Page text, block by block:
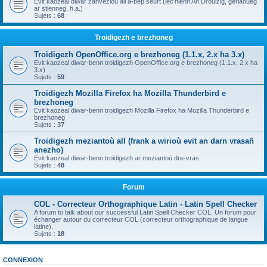
ar stlenneg, h.a.)
Sujets : 68
Troidigezh e brezhoneg
Troidigezh OpenOffice.org e brezhoneg (1.1.x, 2.x ha 3.x)
Evit kaozeal diwar-benn troidigezh OpenOffice.org e brezhoneg (1.1.x, 2.x ha
3.x)
Sujets : 59
Troidigezh Mozilla Firefox ha Mozilla Thunderbird e
brezhoneg
Evit kaozeal diwar-benn troidigezh Mozilla Firefox ha Mozilla Thunderbird e
brezhoneg
Sujets : 37
Troidigezh meziantoù all (frank a wirioù evit an darn vrasañ
anezho)
Evit kaozeal diwar-benn troidigezh ar meziantoù dre-vras
Sujets : 48
Forum
COL - Correcteur Orthographique Latin - Latin Spell Checker
A forum to talk about our successful Latin Spell Checker COL. Un forum pour
échanger autour du correcteur COL (correcteur orthographique de langue
latine).
Sujets : 18
CONNEXION